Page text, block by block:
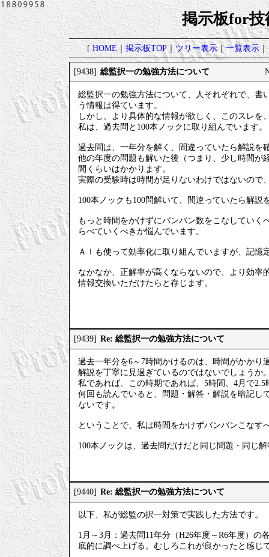
掲示板for技
[HOME｜掲示板TOP｜ツリー表示｜一覧表示｜
[9438] 総監択一の勉強方法について
総監択一の勉強方法について、人それぞれで、書
う情報は得ています。
しかし、より具体的な情報が欲しく、このスレを
私は、過去問と100本ノックに取り組んでいます。
過去問は、一年分を解く、間違っていたら解説を
他の年度の問題も解いた後（つまり、少し時間が
間くらいはかかります。
実際の受験時は時間が足りないわけではないので
100本ノックも100問解いて、間違っていたら解
もっと時間をかけずにバンバン数をこなしてい
らべていくべきか悩んでいます。
ＡＩも使って効率化に取り組んでいますが、記憶
なかなか、正解率が高くならないので、より効
情報交換いただけたらと存じます。
[9439] Re: 総監択一の勉強方法について
過去一年分を6～7時間かけるのは、時間がかかり
解説を丁寧に見過ぎているのではないでしょうか
私であれば、この時期であれば、5時間、4月で
何回も読んでいると、問題・解答・解説を暗記し
ないです。
ということで、私は時間をかけずバンバンこなす
100本ノックは、過去問だけだと同じ問題・同じ
[9440] Re: 総監択一の勉強方法について
以下、私が総監の択一対策で実践した方法です。
1月～3月：過去問11年分（H26年度～R6年度）
底的に調べ上げる。むしろこれが良かったと感じ